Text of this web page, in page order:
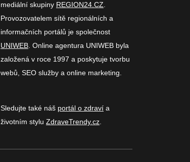
mediální skupiny REGION24.CZ
Provozovatelem sítě regionálních a
informačních portálů je společnost
UNIWEB . Online agentura UNIWEB byla
založená v roce 1997 a poskytuje tvorbu
webů, SEO služby a online marketing.
Sledujte také náš portál o zdraví a
životním stylu ZdraveTrendy.cz